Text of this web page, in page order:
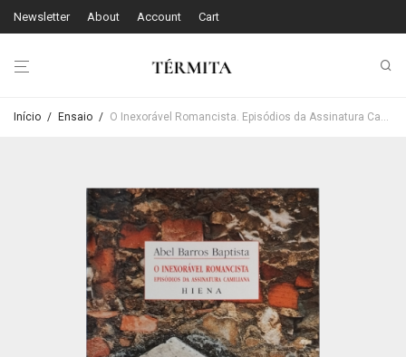
Newsletter About Account Cart
Início / Ensaio / O Inexorável Romancista. Episódios da Assinatura Camiliana – Abel Barros Baptista